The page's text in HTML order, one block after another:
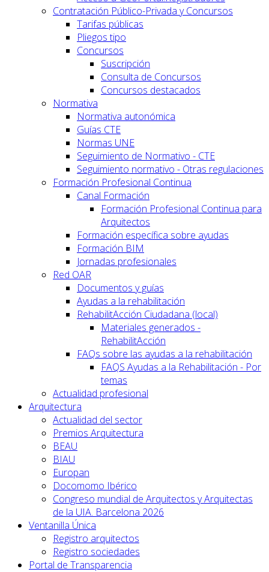
Contratación Público-Privada y Concursos
Tarifas públicas
Pliegos tipo
Concursos
Suscripción
Consulta de Concursos
Concursos destacados
Normativa
Normativa autonómica
Guías CTE
Normas UNE
Seguimiento de Normativo - CTE
Seguimiento normativo - Otras regulaciones
Formación Profesional Continua
Canal Formación
Formación Profesional Continua para
Arquitectos
Formación específica sobre ayudas
Formación BIM
Jornadas profesionales
Red OAR
Documentos y guías
Ayudas a la rehabilitación
RehabilitAcción Ciudadana (local)
Materiales generados -
RehabilitAcción
FAQs sobre las ayudas a la rehabilitación
FAQS Ayudas a la Rehabilitación - Por
temas
Actualidad profesional
Arquitectura
Actualidad del sector
Premios Arquitectura
BEAU
BIAU
Europan
Docomomo Ibérico
Congreso mundial de Arquitectos y Arquitectas
de la UIA. Barcelona 2026
Ventanilla Única
Registro arquitectos
Registro sociedades
Portal de Transparencia